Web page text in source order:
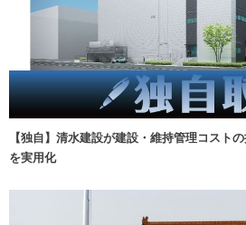
【独自】清水建設が建設・維持管理コスト
を実用化